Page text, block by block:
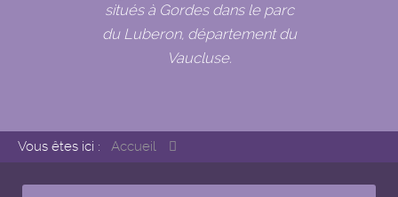
situés à Gordes dans le parc
du Luberon, département du
Vaucluse.
Vous êtes ici : Accueil